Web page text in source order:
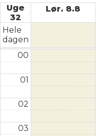
Uge
32
Lør. 8.8
Hele
dagen
00
01
02
03